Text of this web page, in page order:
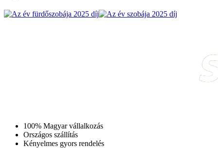
100% Magyar vállalkozás
Országos szállítás
Kényelmes gyors rendelés